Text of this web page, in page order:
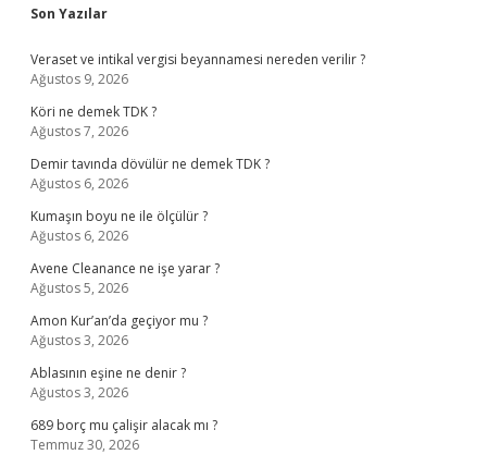
Sidebar
Son Yazılar
Veraset ve intikal vergisi beyannamesi nereden verilir ?
Ağustos 9, 2026
Köri ne demek TDK ?
Ağustos 7, 2026
Demir tavında dövülür ne demek TDK ?
Ağustos 6, 2026
Kumaşın boyu ne ile ölçülür ?
Ağustos 6, 2026
Avene Cleanance ne işe yarar ?
Ağustos 5, 2026
Amon Kur’an’da geçiyor mu ?
Ağustos 3, 2026
Ablasının eşine ne denir ?
Ağustos 3, 2026
689 borç mu çalişir alacak mı ?
Temmuz 30, 2026